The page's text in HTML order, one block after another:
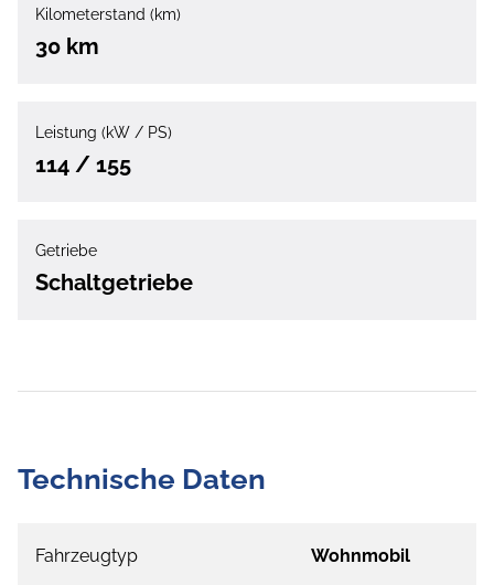
Kilometerstand (km)
30 km
Leistung (kW / PS)
114 / 155
Getriebe
Schaltgetriebe
Technische Daten
Fahrzeugtyp Wohnmobil